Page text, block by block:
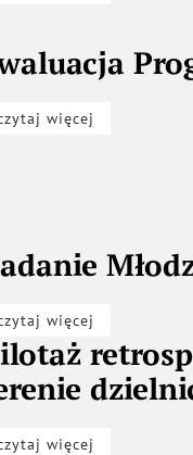
więcej
więcej
więcej